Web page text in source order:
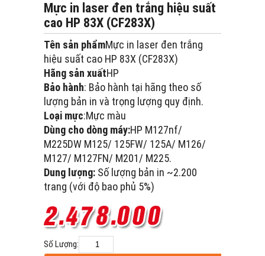
Mực in laser đen trắng hiệu suất
cao HP 83X (CF283X)
Tên sản phẩmMực in laser đen trắng
hiệu suất cao HP 83X (CF283X)
Hãng sản xuấtHP
Bảo hành: Bảo hành tại hãng theo số
lượng bản in và trọng lượng quy định.
Loại mực:Mực màu
Dùng cho dòng máy:HP M127nf/
M225DW M125/ 125FW/ 125A/ M126/
M127/ M127FN/ M201/ M225.
Dung lượng: Số lượng bản in ~2.200
trang (với độ bao phủ 5%)
Số Lượng: